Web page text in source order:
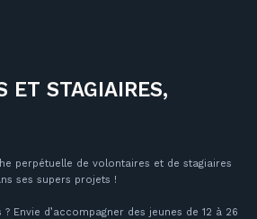
ET STAGIAIRES,
perpétuelle de volontaires et de stagiaires
ses supers projets !
Envie d’accompagner des jeunes de 12 à 26